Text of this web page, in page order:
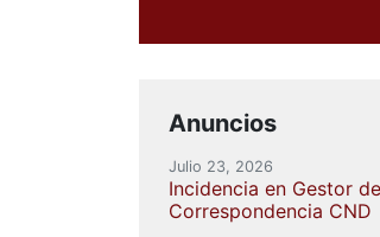
Anuncios
Julio 23, 2026
Incidencia en Gestor de
Correspondencia CND